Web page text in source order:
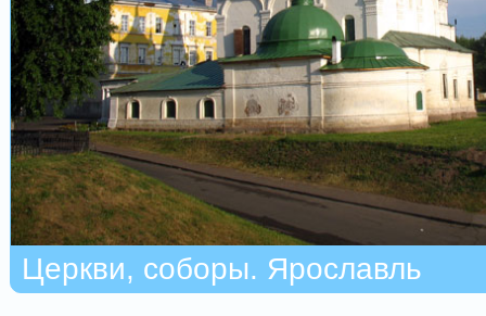
Церкви, соборы. Ярославль